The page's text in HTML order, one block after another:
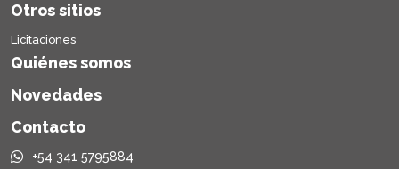
Otros sitios
Licitaciones
Quiénes somos
Novedades
Contacto
+54 341 5795884